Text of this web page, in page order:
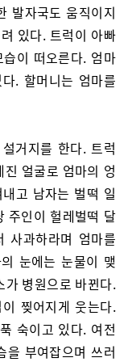
발자국도 움직이지
있다. 트럭이 아빠
이 떠오른다. 엄마
. 할머니는 엄마를
거지를 한다. 트럭
얼굴로 엄마의 엉
고 남자는 벌떡 일
주인이 헐레벌떡 달
사과하라며 엄마를
눈에는 눈물이 맺
가 병원으로 바뀐다.
찢어지게 웃는다.
숙이고 있다. 여전
을 부여잡으며 쓰러